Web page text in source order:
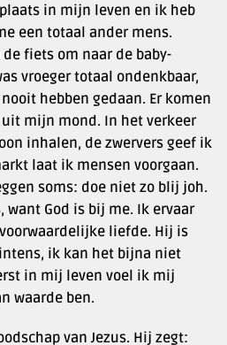
in mijn leven en ik heb
een totaal ander mens.
fiets om naar de baby-
vroeger totaal ondenkbaar,
hebben gedaan. Er komen
mijn mond. In het verkeer
inhalen, de zwervers geef ik
laat ik mensen voorgaan.
soms: doe niet zo blij joh.
want God is bij me. Ik ervaar
liefde. Hij is
ik kan het bijna niet
in mij leven voel ik mij
waarde ben.
van Jezus. Hij zegt: